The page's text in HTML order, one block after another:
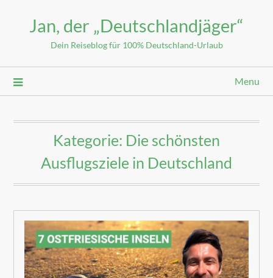
Jan, der „Deutschlandjäger“
Dein Reiseblog für 100% Deutschland-Urlaub
Menu
Kategorie: Die schönsten
Ausflugsziele in Deutschland